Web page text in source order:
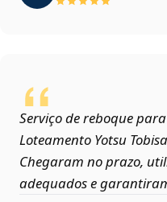
Serviço de reboque
Loteamento Yotsu
Chegaram no prazo,
adequados e